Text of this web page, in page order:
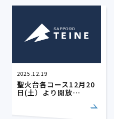
2025.12.19
聖火台各コース12月20
日(土）より開放…